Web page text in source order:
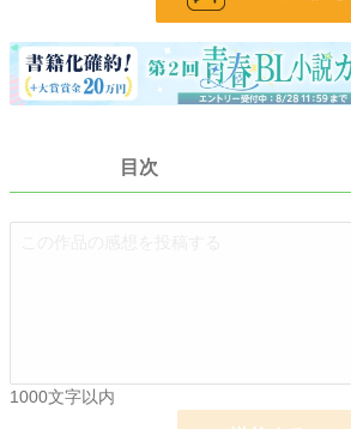
小説 228,863 位 / 228,863 件
BL 31,441 位 / 31,441 件
24h.ポイント 0 pt
週間ポイント 7 pt (78,785 位)
目次
1000文字以内